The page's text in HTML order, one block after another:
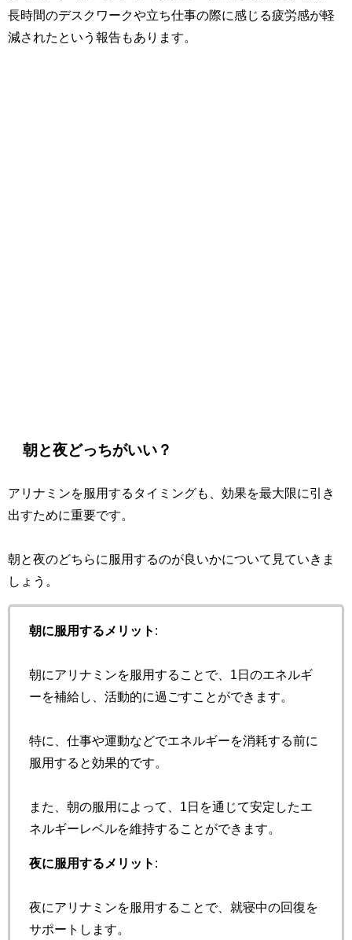
長時間のデスクワークや立ち仕事の際に感じる疲労感が軽
減されたという報告もあります。
朝と夜どっちがいい？
アリナミンを服用するタイミングも、効果を最大限に引き
出すために重要です。
朝と夜のどちらに服用するのが良いかについて見ていきま
しょう。
朝に服用するメリット :
朝にアリナミンを服用することで、1日のエネルギ
ーを補給し、活動的に過ごすことができます。
特に、仕事や運動などでエネルギーを消耗する前に
服用すると効果的です。
また、朝の服用によって、1日を通じて安定したエ
ネルギーレベルを維持することができます。
夜に服用するメリット :
夜にアリナミンを服用することで、就寝中の回復を
サポートします。